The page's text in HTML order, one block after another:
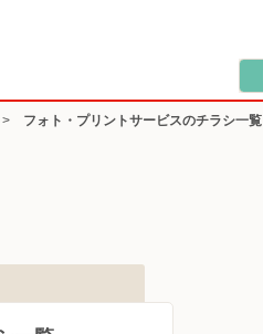
フォト・プリントサービスのチラシ一覧